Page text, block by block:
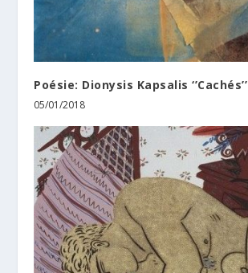
Poésie: Dionysis Kapsalis ‘’Cachés’’
05/01/2018